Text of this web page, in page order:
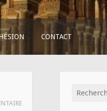
CONTACT